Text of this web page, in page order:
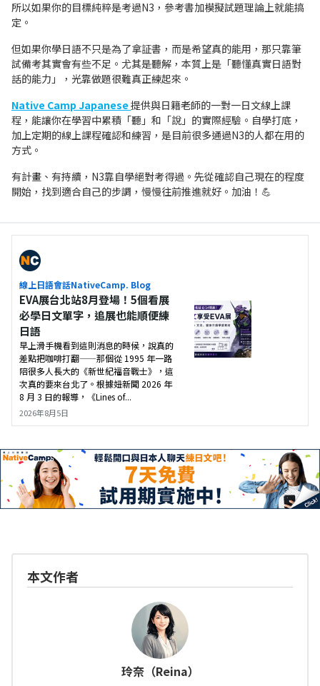
所以如果你的目標純粹是考過N3，參考書加模擬試題理論上就能搞
定。
但如果你學日語不只是為了拿証書，而是希望真的能用，那只靠筆
試備考其實會有些不足。尤其是聽解，本質上是「聽懂真實日語對
話的能力」，光靠做題很難真正練起來。
Native Camp Japanese 提供與日籍老師的一對一日文線上課
程，能讓你在學習中累積「聽」和「說」的實際經驗。自學打底，
加上定期的線上課程確認和練習，是目前很多通過N3的人都在用的
方式。
有計畫、有持續，N3靠自學絕對考得過。先從確認自己現在的程度
開始，找到適合自己的步調，慢慢往前推進就好。加油！💪
線上日語會話NativeCamp. Blog
EVA展台北站8月登場！5個看展
必學日文單字，追展也能順便練
日語
早上滑手機看到這則消息的時候，說真的
差點把咖啡打翻——那個從 1995 年一路
陪很多人長大的《新世紀福音戰士》，這
次真的要來台北了。根據妞新聞 2026 年
8 月 3 日的報導，《Lines of...
2026年8月5日
本文作者
玲奈（Reina）